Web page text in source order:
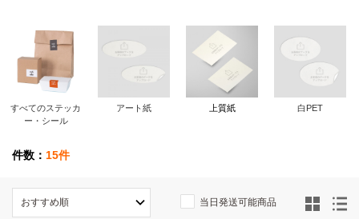
すべてのステッカ
ー・シール
アート紙 上質紙 白PET
件数： 15件
当日発送可能商品